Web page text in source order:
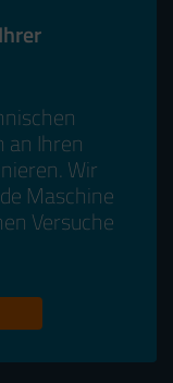
an Ihren
Wir
Maschine
Versuche